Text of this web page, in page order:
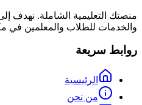
منصتك التعليمية الشاملة. نهدف
والخدمات للطلاب والمعلمين في
روابط سريعة
الرئيسية
من نحن